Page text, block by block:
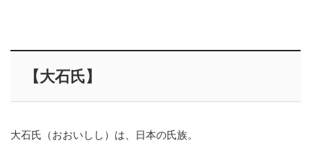
【大石氏】
大石氏（おおいしし）は、日本の氏族。